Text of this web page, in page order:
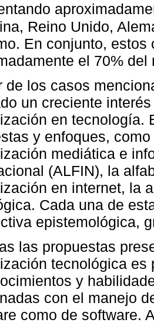
Reino Unido,
En conjunto,
el 70%
de los casos
un creciente
en tecnología.
y enfoques,
mediática e
(ALFIN), la
en internet, la
Cada una de
epistemológica,
las propuestas
tecnológica es
y
con el manejo
como de software.